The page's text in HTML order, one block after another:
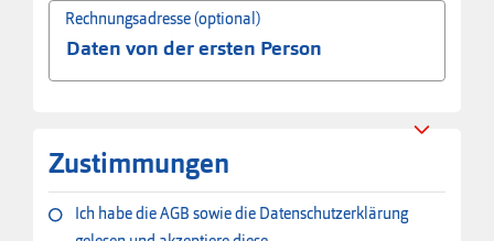
Rechnungsadresse (optional)
Zustimmungen
Ich habe die AGB sowie die Datenschutzerklärung